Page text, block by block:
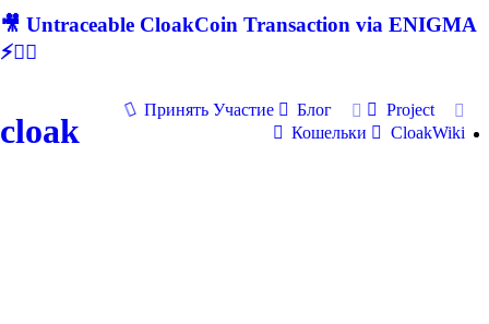
🎥 Untraceable CloakCoin Transaction via ENIGMA
⚡🕵‍♂
cloak
Принять Участие Блог
Project
Кошельки
CloakWiki